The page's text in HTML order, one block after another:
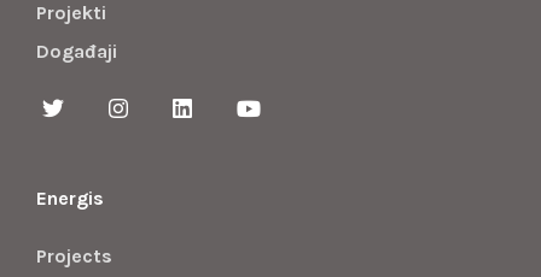
Projekti
Događaji
Energis
Projects